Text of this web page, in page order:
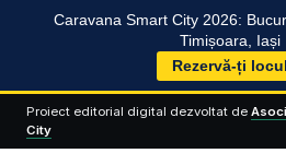
Caravana Smart City 2026:
Timișoara, Iași
Rezervă-ți locul
Proiect editorial digital dezvoltat de
City